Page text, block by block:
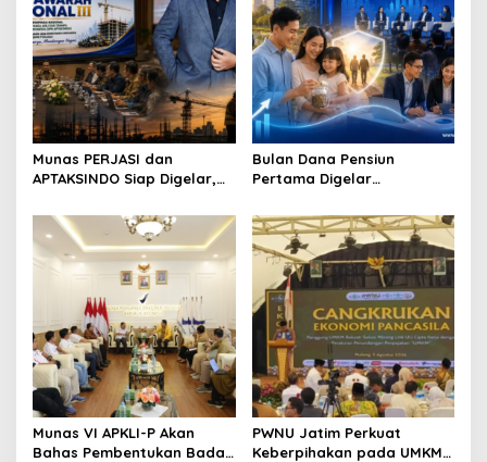
i
g
a
t
i
o
n
Munas PERJASI dan
APTAKSINDO Siap Digelar,
Revisi AD/ART
Bulan Dana Pensiun
Pertama Digelar
Perkuat Ekosistem Pensiun
Berkelanjutan
Munas VI APKLI-P Akan
Bahas Pembentukan Badan
PWNU Jatim Perkuat
Keberpihakan pada UMKM